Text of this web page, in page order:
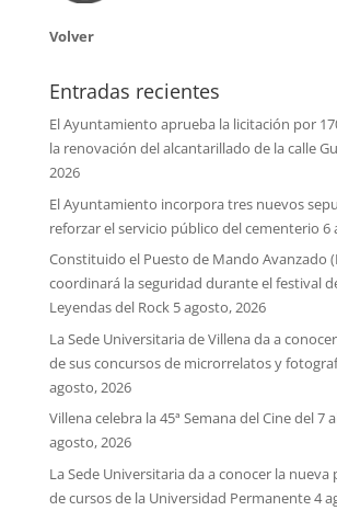
Volver
Entradas recientes
El Ayuntamiento aprueba la licitación por
la renovación del alcantarillado de la calle
2026
El Ayuntamiento incorpora tres nuevos
reforzar el servicio público del cementerio 6
Constituido el Puesto de Mando Avanzado
coordinará la seguridad durante el festival
Leyendas del Rock 5 agosto, 2026
La Sede Universitaria de Villena da a
de sus concursos de microrrelatos y
agosto, 2026
Villena celebra la 45ª Semana del Cine del 7
agosto, 2026
La Sede Universitaria da a conocer la
de cursos de la Universidad Permanente4